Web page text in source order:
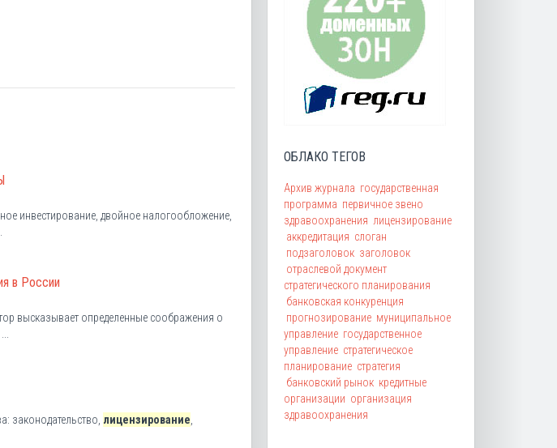
инвестирование, двойное налогообложение,
в России
высказывает определенные соображения о
законодательство, лицензирование,
ОБЛАКО ТЕГОВ
Архив журнала государственная
программа первичное звено
здравоохранения лицензирование
аккредитация слоган
подзаголовок заголовок
отраслевой документ
стратегического планирования
банковская конкуренция
прогнозирование муниципальное
управление государственное
управление стратегическое
планирование стратегия
банковский рынок кредитные
организации организация
здравоохранения